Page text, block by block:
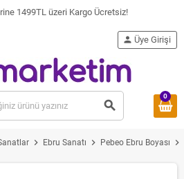
1499TL üzeri Kargo Ücretsiz!
search
person Üye Girişi
0
chevron_right Ebru Sanatı chevron_right Pebeo Ebru Boyası chevron_right